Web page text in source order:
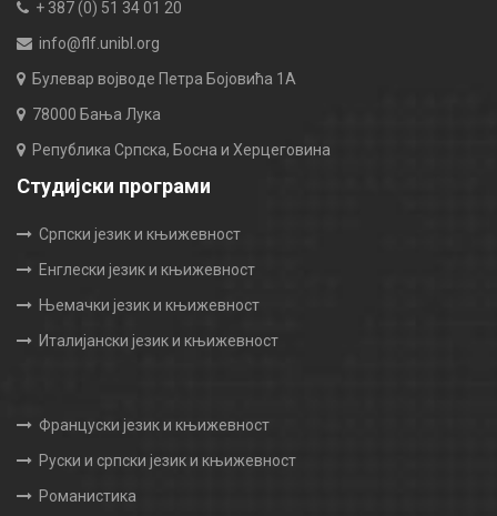
+ 387 (0) 51 34 01 20
info@flf.unibl.org
Булевар војводе Петра Бојовића 1А
78000 Бања Лука
Република Српска, Босна и Херцеговина
Студијски програми
Српски језик и књижевност
Енглески језик и књижевност
Њемачки језик и књижевност
Италијански језик и књижевност
Француски језик и књижевност
Руски и српски језик и књижевност
Романистика